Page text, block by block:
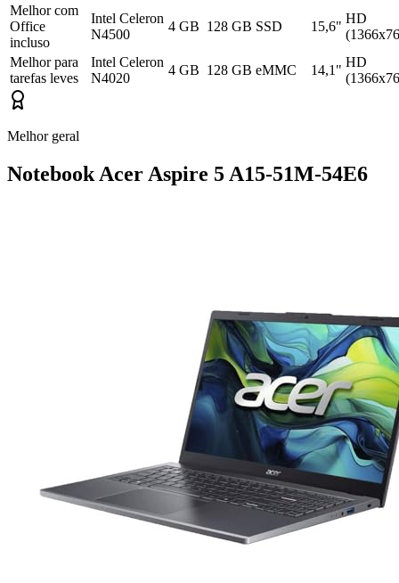
Melhor com
Office
incluso
Intel Celeron
N4500
4 GB 128 GB SSD 15,6"
HD
Melhor para
tarefas leves
Intel Celeron
N4020
4 GB 128 GB eMMC 14,1"
HD
Melhor geral
Notebook Acer Aspire 5 A15-51M-54E6